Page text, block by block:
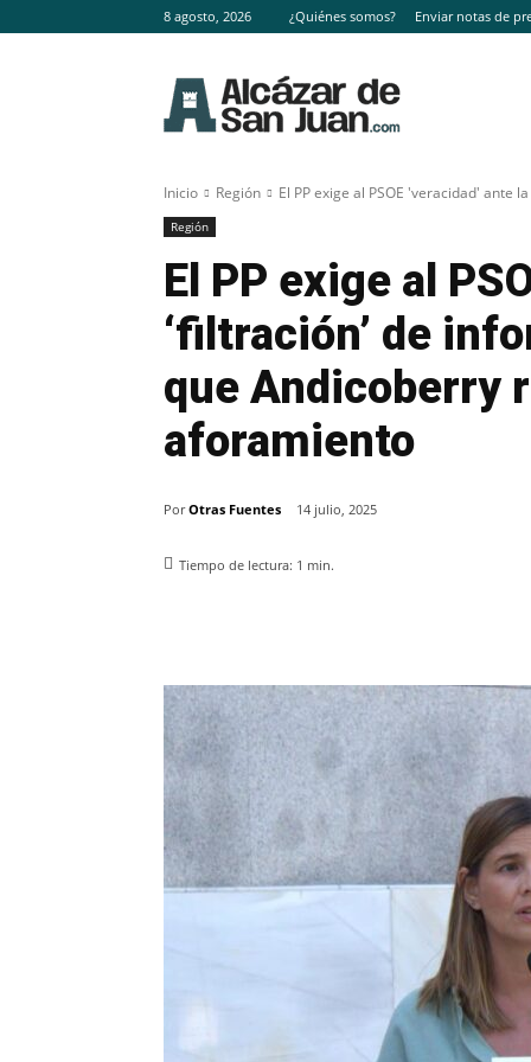
8 agosto, 2026 ¿Quiénes somos? Enviar notas de
Inicio Región El PP exige al PSOE 'veracidad' ante
Región
El PP exige al
‘filtración’ de
que Andicoberry
aforamiento
Por Otras Fuentes 14 julio, 2025
Tiempo de lectura: 1 min.